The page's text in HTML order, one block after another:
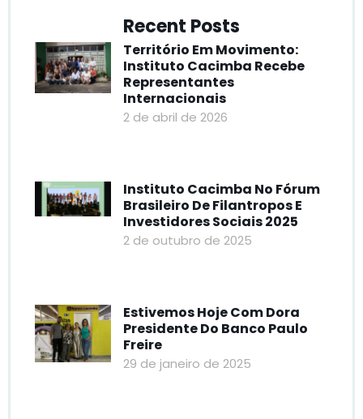
Recent Posts
Território Em Movimento:
Instituto Cacimba Recebe
Representantes
Internacionais
2 de abril de 2026
Instituto Cacimba No Fórum
Brasileiro De Filantropos E
Investidores Sociais 2025
2 de outubro de 2025
Estivemos Hoje Com Dora
Presidente Do Banco Paulo
Freire
29 de janeiro de 2025